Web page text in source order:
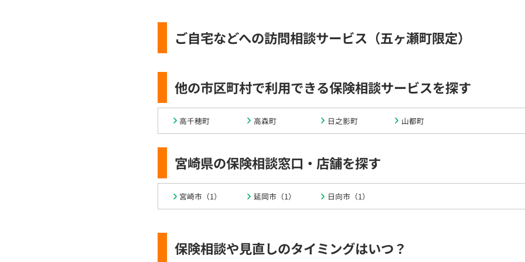
ご自宅などへの訪問相談サービス（五ヶ瀬町限定）
他の市区町村で利用できる保険相談サービスを探す
高千穂町 高森町 日之影町 山都町
宮崎県の保険相談窓口・店舗を探す
宮崎市（1） 延岡市（1） 日向市（1）
保険相談や見直しのタイミングはいつ？